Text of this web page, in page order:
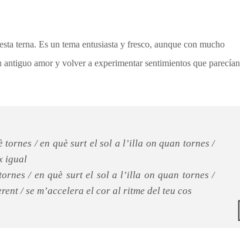
terna. Es un tema entusiasta y fresco, aunque con mucho
amor y volver a experimentar sentimientos que parecían
tornes / en què surt el sol a l’illa on quan tornes /
igual
/ en què surt el sol a l’illa on quan tornes /
/ se m’accelera el cor al ritme del teu cos